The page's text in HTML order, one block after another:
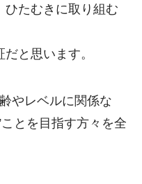
ひたむきに取り組む
と思います。
やレベルに関係な
とを目指す方々を全